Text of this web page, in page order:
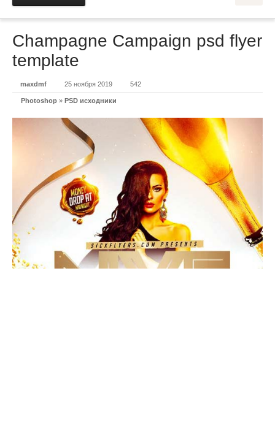
Champagne Campaign psd flyer
template
maxdmf 25 ноября 2019 542
Photoshop » PSD исходники